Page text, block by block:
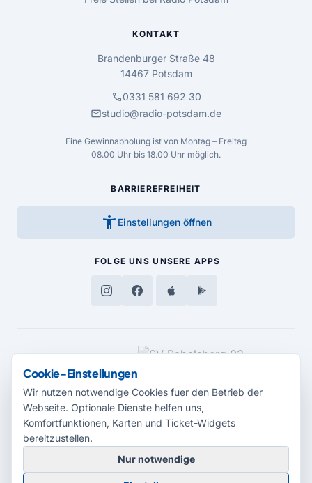
KONTAKT
Brandenburger Straße 48
14467 Potsdam
call0331 581 692 30
mailstudio@radio-potsdam.de
Eine Gewinnabholung ist von Montag – Freitag
08.00 Uhr bis 18.00 Uhr möglich.
BARRIEREFREIHEIT
accessibility_new Einstellungen öffnen
FOLGE UNS UNSERE APPS
MEDIENPARTNER
© 2026 Radio Potsdam. Webseite entwickelt durch dieMedienagentur
Cookie-Einstellungen
Wir nutzen notwendige Cookies fuer den Betrieb der
Webseite. Optionale Dienste helfen uns,
Komfortfunktionen, Karten und Ticket-Widgets
bereitzustellen.
Nur notwendige